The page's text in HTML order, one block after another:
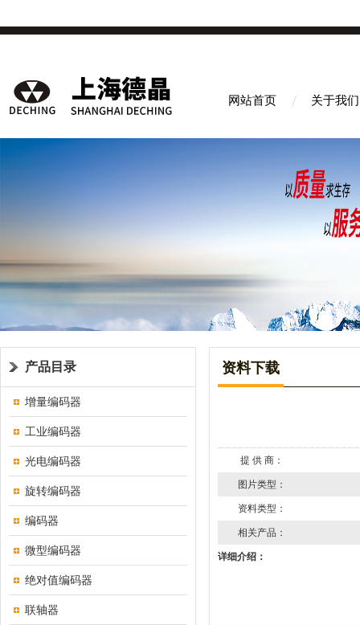
网站首页 关于我们
产品目录
增量编码器
工业编码器
光电编码器
旋转编码器
编码器
微型编码器
绝对值编码器
联轴器
资料下载
提 供 商：
图片类型：
资料类型：
相关产品：
详细介绍：